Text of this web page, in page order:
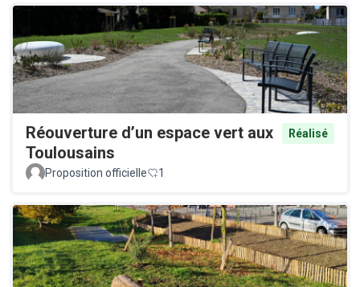
Réouverture d’un espace vert aux
Toulousains
Réalisé
Proposition officielle 1